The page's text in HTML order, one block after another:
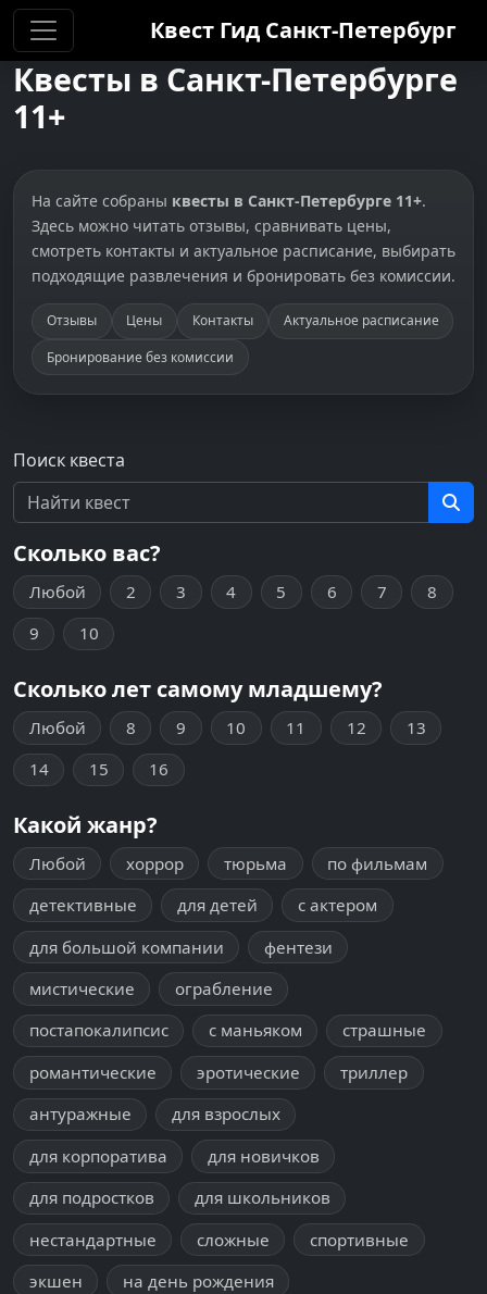
Квест Гид Санкт-Петербург
Квесты в Санкт-Петербурге
11+
На сайте собраны квесты в Санкт-Петербурге 11+.
Здесь можно читать отзывы, сравнивать цены,
смотреть контакты и актуальное расписание, выбирать
подходящие развлечения и бронировать без комиссии.
Отзывы Цены Контакты
Актуальное расписание
Бронирование без комиссии
Поиск квеста
Сколько вас?
Любой 2 3 4 5 6 7
8
9
10
Сколько лет самому младшему?
Любой 8 9 10 11 12
13
14
15 16
Какой жанр?
Любой хоррор тюрьма
по фильмам
детективные
для детей
с актером
для большой компании
фентези
мистические
ограбление
постапокалипсис
с маньяком
страшные
романтические
эротические
триллер
антуражные
для взрослых
для корпоратива
для новичков
для подростков
для школьников
нестандартные
сложные
спортивные
экшен
на день рождения